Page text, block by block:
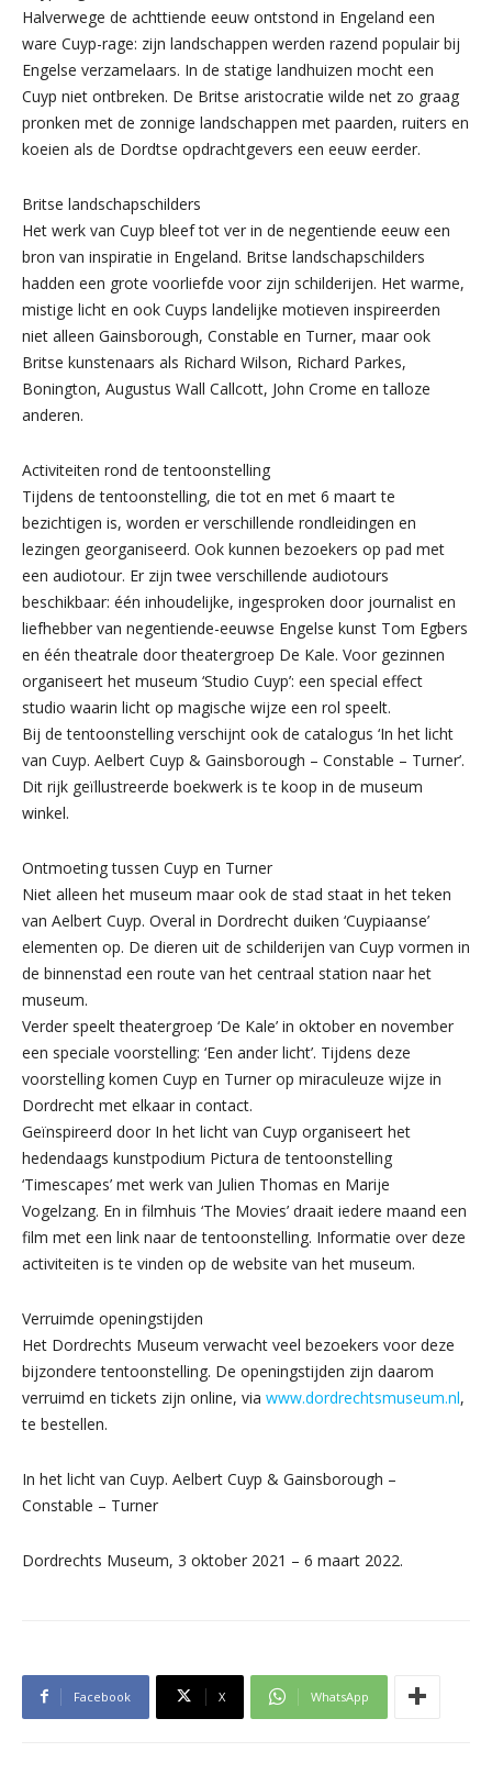
Halverwege de achttiende eeuw ontstond in Engeland een
ware Cuyp-rage: zijn landschappen werden razend populair bij
Engelse verzamelaars. In de statige landhuizen mocht een
Cuyp niet ontbreken. De Britse aristocratie wilde net zo graag
pronken met de zonnige landschappen met paarden, ruiters en
koeien als de Dordtse opdrachtgevers een eeuw eerder.
Britse landschapschilders
Het werk van Cuyp bleef tot ver in de negentiende eeuw een
bron van inspiratie in Engeland. Britse landschapschilders
hadden een grote voorliefde voor zijn schilderijen. Het warme,
mistige licht en ook Cuyps landelijke motieven inspireerden
niet alleen Gainsborough, Constable en Turner, maar ook
Britse kunstenaars als Richard Wilson, Richard Parkes,
Bonington, Augustus Wall Callcott, John Crome en talloze
anderen.
Activiteiten rond de tentoonstelling
Tijdens de tentoonstelling, die tot en met 6 maart te
bezichtigen is, worden er verschillende rondleidingen en
lezingen georganiseerd. Ook kunnen bezoekers op pad met
een audiotour. Er zijn twee verschillende audiotours
beschikbaar: één inhoudelijke, ingesproken door journalist en
liefhebber van negentiende-eeuwse Engelse kunst Tom Egbers
en één theatrale door theatergroep De Kale. Voor gezinnen
organiseert het museum ‘Studio Cuyp’: een special effect
studio waarin licht op magische wijze een rol speelt.
Bij de tentoonstelling verschijnt ook de catalogus ‘In het licht
van Cuyp. Aelbert Cuyp & Gainsborough – Constable – Turner’.
Dit rijk geïllustreerde boekwerk is te koop in de museum
winkel.
Ontmoeting tussen Cuyp en Turner
Niet alleen het museum maar ook de stad staat in het teken
van Aelbert Cuyp. Overal in Dordrecht duiken ‘Cuypiaanse’
elementen op. De dieren uit de schilderijen van Cuyp vormen in
de binnenstad een route van het centraal station naar het
museum.
Verder speelt theatergroep ‘De Kale’ in oktober en november
een speciale voorstelling: ‘Een ander licht’. Tijdens deze
voorstelling komen Cuyp en Turner op miraculeuze wijze in
Dordrecht met elkaar in contact.
Geïnspireerd door In het licht van Cuyp organiseert het
hedendaags kunstpodium Pictura de tentoonstelling
‘Timescapes’ met werk van Julien Thomas en Marije
Vogelzang. En in filmhuis ‘The Movies’ draait iedere maand een
film met een link naar de tentoonstelling. Informatie over deze
activiteiten is te vinden op de website van het museum.
Verruimde openingstijden
Het Dordrechts Museum verwacht veel bezoekers voor deze
bijzondere tentoonstelling. De openingstijden zijn daarom
verruimd en tickets zijn online, via www.dordrechtsmuseum.nl,
te bestellen.
In het licht van Cuyp. Aelbert Cuyp & Gainsborough –
Constable – Turner
Dordrechts Museum, 3 oktober 2021 – 6 maart 2022.
Facebook X WhatsApp